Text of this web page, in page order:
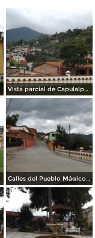
Vista parcial de Capulalpam en la Sierra Juárez. Julio/2014
Calles del Pueblo Mágico. Julio/2014